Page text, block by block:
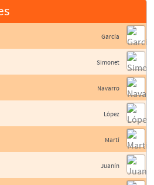
García
Simonet
Navarro
López
Martí
Juanín